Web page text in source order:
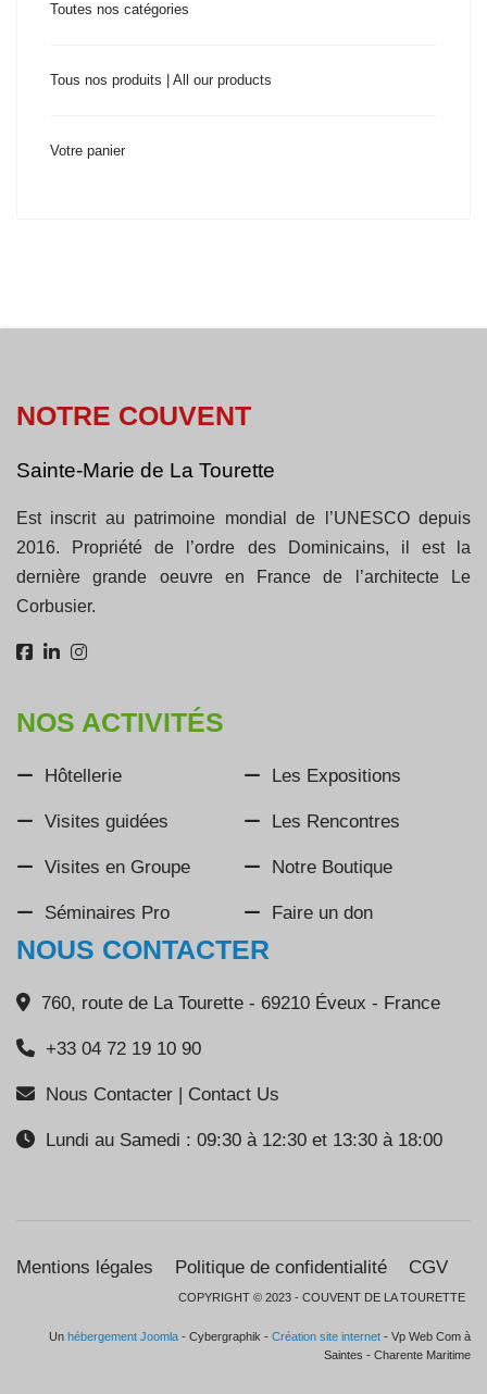
Toutes nos catégories
Tous nos produits | All our products
Votre panier
NOTRE COUVENT
Sainte-Marie de La Tourette
Est inscrit au patrimoine mondial de l’UNESCO depuis
2016. Propriété de l’ordre des Dominicains, il est la
dernière grande oeuvre en France de l’architecte Le
Corbusier.
NOS ACTIVITÉS
Hôtellerie
Visites guidées
Visites en Groupe
Séminaires Pro
Les Expositions
Les Rencontres
Notre Boutique
Faire un don
NOUS CONTACTER
760, route de La Tourette - 69210 Éveux - France
+33 04 72 19 10 90
Nous Contacter | Contact Us
Lundi au Samedi : 09:30 à 12:30 et 13:30 à 18:00
Mentions légales Politique de confidentialité CGV
COPYRIGHT © 2023 - COUVENT DE LA TOURETTE
Un hébergement Joomla - Cybergraphik - Création site internet - Vp Web Com à
Saintes - Charente Maritime